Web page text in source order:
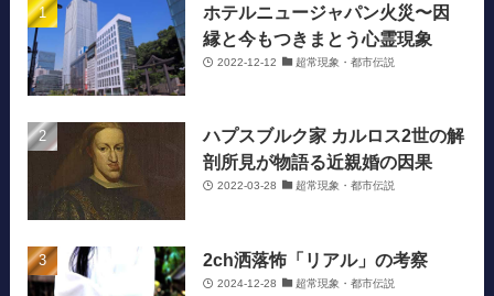
ホテルニュージャパン火災〜因
縁と今もつきまとう心霊現象
2022-12-12 超常現象・都市伝説
ハプスブルク家 カルロス2世の解
剖所見が物語る近親婚の因果
2022-03-28 超常現象・都市伝説
2ch洒落怖「リアル」の考察
2024-12-28 超常現象・都市伝説